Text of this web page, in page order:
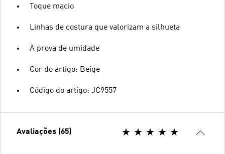
Toque macio
Linhas de costura que valorizam a silhueta
À prova de umidade
Cor do artigo: Beige
Código do artigo: JC9557
Avaliações (65)